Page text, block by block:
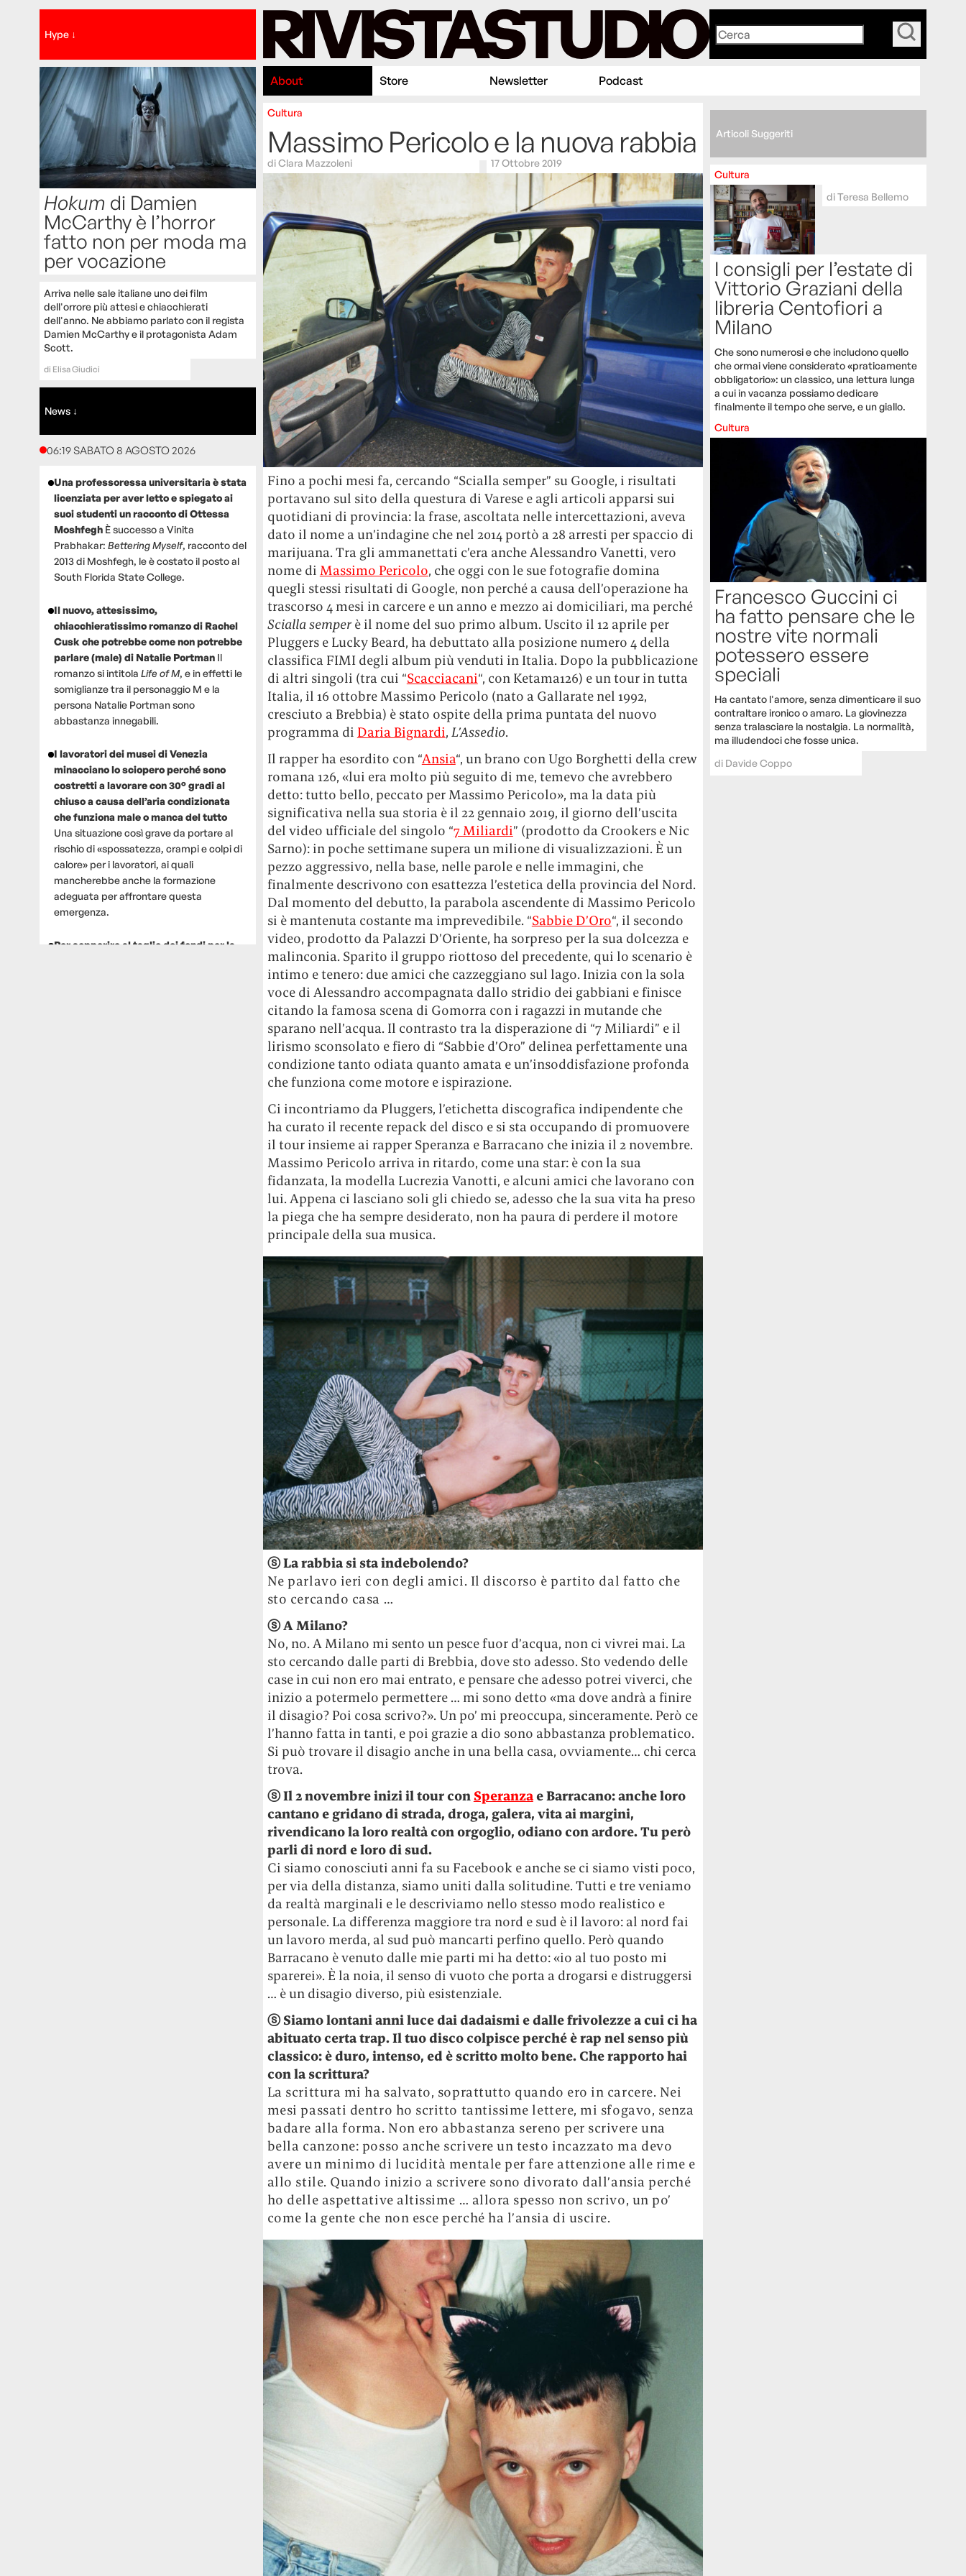
Hype ↓
Hokum di Damien
McCarthy è l’horror
fatto non per moda ma
per vocazione
Arriva nelle sale italiane uno dei film
dell'orrore più attesi e chiacchierati
dell'anno. Ne abbiamo parlato con il regista
Damien McCarthy e il protagonista Adam
Scott.
di Elisa Giudici
News ↓
06:19 SABATO 8 AGOSTO 2026
Una professoressa universitaria è stata
licenziata per aver letto e spiegato ai
suoi studenti un racconto di Ottessa
Moshfegh È successo a Vinita
Prabhakar: Bettering Myself, racconto del
2013 di Moshfegh, le è costato il posto al
South Florida State College.
Il nuovo, attesissimo,
chiacchieratissimo romanzo di Rachel
Cusk che potrebbe come non potrebbe
parlare (male) di Natalie Portman Il
romanzo si intitola Life of M, e in effetti le
somiglianze tra il personaggio M e la
persona Natalie Portman sono
abbastanza innegabili.
I lavoratori dei musei di Venezia
minacciano lo sciopero perché sono
costretti a lavorare con 30° gradi al
chiuso a causa dell’aria condizionata
che funziona male o manca del tutto
Una situazione così grave da portare al
rischio di «spossatezza, crampi e colpi di
calore» per i lavoratori, ai quali
mancherebbe anche la formazione
adeguata per affrontare questa
emergenza.
Per sopperire al taglio dei fondi per la
About Store Newsletter Podcast
Cultura
Massimo Pericolo e la nuova rabbia
diClara Mazzoleni 17 Ottobre 2019
Fino a pochi mesi fa, cercando “Scialla semper” su Google, i risultati
portavano sul sito della questura di Varese e agli articoli apparsi sui
quotidiani di provincia: la frase, ascoltata nelle intercettazioni, aveva
dato il nome a un’indagine che nel 2014 portò a 28 arresti per spaccio di
marijuana. Tra gli ammanettati c’era anche Alessandro Vanetti, vero
nome di Massimo Pericolo, che oggi con le sue fotografie domina
quegli stessi risultati di Google, non perché a causa dell’operazione ha
trascorso 4 mesi in carcere e un anno e mezzo ai domiciliari, ma perché
Scialla semperè il nome del suo primo album. Uscito il 12 aprile per
Pluggers e Lucky Beard, ha debuttato alla posizione numero 4 della
classifica FIMI degli album più venduti in Italia. Dopo la pubblicazione
di altri singoli (tra cui “Scacciacani“, con Ketama126) e un tour in tutta
Italia, il 16 ottobre Massimo Pericolo (nato a Gallarate nel 1992,
cresciuto a Brebbia) è stato ospite della prima puntata del nuovo
programma di Daria Bignardi, L’Assedio.
Il rapper ha esordito con “Ansia“, un brano con Ugo Borghetti della crew
romana 126, «lui era molto più seguito di me, temevo che avrebbero
detto: tutto bello, peccato per Massimo Pericolo», ma la data più
significativa nella sua storia è il 22 gennaio 2019, il giorno dell’uscita
del video ufficiale del singolo “7 Miliardi” (prodotto da Crookers e Nic
Sarno): in poche settimane supera un milione di visualizzazioni. È un
pezzo aggressivo, nella base, nelle parole e nelle immagini, che
finalmente descrivono con esattezza l’estetica della provincia del Nord.
Dal momento del debutto, la parabola ascendente di Massimo Pericolo
si è mantenuta costante ma imprevedibile. “Sabbie D’Oro“, il secondo
video, prodotto da Palazzi D’Oriente, ha sorpreso per la sua dolcezza e
malinconia. Sparito il gruppo riottoso del precedente, qui lo scenario è
intimo e tenero: due amici che cazzeggiano sul lago. Inizia con la sola
voce di Alessandro accompagnata dallo stridio dei gabbiani e finisce
citando la famosa scena di Gomorra con i ragazzi in mutande che
sparano nell’acqua. Il contrasto tra la disperazione di “7 Miliardi” e il
lirismo sconsolato e fiero di “Sabbie d’Oro” delinea perfettamente una
condizione tanto odiata quanto amata e un’insoddisfazione profonda
che funziona come motore e ispirazione.
Ci incontriamo da Pluggers, l’etichetta discografica indipendente che
ha curato il recente repack del disco e si sta occupando di promuovere
il tour insieme ai rapper Speranza e Barracano che inizia il 2 novembre.
Massimo Pericolo arriva in ritardo, come una star: è con la sua
fidanzata, la modella Lucrezia Vanotti, e alcuni amici che lavorano con
lui. Appena ci lasciano soli gli chiedo se, adesso che la sua vita ha preso
la piega che ha sempre desiderato, non ha paura di perdere il motore
principale della sua musica.
ⓢ La rabbia si sta indebolendo?
Ne parlavo ieri con degli amici. Il discorso è partito dal fatto che
sto cercando casa …
ⓢ A Milano?
No, no. A Milano mi sento un pesce fuor d’acqua, non ci vivrei mai. La
sto cercando dalle parti di Brebbia, dove sto adesso. Sto vedendo delle
case in cui non ero mai entrato, e pensare che adesso potrei viverci, che
inizio a potermelo permettere … mi sono detto «ma dove andrà a finire
il disagio? Poi cosa scrivo?». Un po’ mi preoccupa, sinceramente. Però ce
l’hanno fatta in tanti, e poi grazie a dio sono abbastanza problematico.
Si può trovare il disagio anche in una bella casa, ovviamente… chi cerca
trova.
ⓢ Il 2 novembre inizi il tour con Speranzae Barracano: anche loro
cantano e gridano di strada, droga, galera, vita ai margini,
rivendicano la loro realtà con orgoglio, odiano con ardore. Tu però
parli di nord e loro di sud.
Ci siamo conosciuti anni fa su Facebook e anche se ci siamo visti poco,
per via della distanza, siamo uniti dalla solitudine. Tutti e tre veniamo
da realtà marginali e le descriviamo nello stesso modo realistico e
personale. La differenza maggiore tra nord e sud è il lavoro: al nord fai
un lavoro merda, al sud può mancarti perfino quello. Però quando
Barracano è venuto dalle mie parti mi ha detto: «io al tuo posto mi
sparerei». È la noia, il senso di vuoto che porta a drogarsi e distruggersi
… è un disagio diverso, più esistenziale.
ⓢ Siamo lontani anni luce dai dadaismi e dalle frivolezze a cui ci ha
abituato certa trap. Il tuo disco colpisce perché è rap nel senso più
classico: è duro, intenso, ed è scritto molto bene. Che rapporto hai
con la scrittura?
La scrittura mi ha salvato, soprattutto quando ero in carcere. Nei
mesi passati dentro ho scritto tantissime lettere, mi sfogavo, senza
badare alla forma. Non ero abbastanza sereno per scrivere una
bella canzone: posso anche scrivere un testo incazzato ma devo
avere un minimo di lucidità mentale per fare attenzione alle rime e
allo stile. Quando inizio a scrivere sono divorato dall’ansia perché
ho delle aspettative altissime … allora spesso non scrivo, un po’
come la gente che non esce perché ha l’ansia di uscire.
Articoli Suggeriti
Cultura
diTeresa Bellemo
I consigli per l’estate di
Vittorio Graziani della
libreria Centofiori a
Milano
Che sono numerosi e che includono quello
che ormai viene considerato «praticamente
obbligatorio»: un classico, una lettura lunga
a cui in vacanza possiamo dedicare
finalmente il tempo che serve, e un giallo.
Cultura
Francesco Guccini ci
ha fatto pensare che le
nostre vite normali
potessero essere
speciali
Ha cantato l'amore, senza dimenticare il suo
contraltare ironico o amaro. La giovinezza
senza tralasciare la nostalgia. La normalità,
ma illudendoci che fosse unica.
di Davide Coppo